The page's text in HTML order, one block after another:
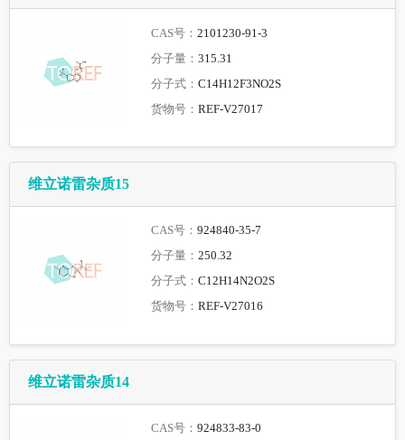
CAS号：2101230-91-3
分子量：315.31
分子式：C14H12F3NO2S
货物号：REF-V27017
维立诺雷杂质15
CAS号：924840-35-7
分子量：250.32
分子式：C12H14N2O2S
货物号：REF-V27016
维立诺雷杂质14
CAS号：924833-83-0